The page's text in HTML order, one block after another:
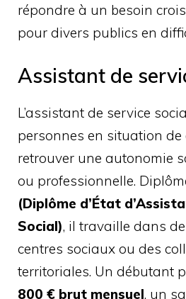
répondre à un besoin
pour divers publics en
Assistant de
L’assistant de service
personnes en situation de
retrouver une autonomie
ou professionnelle.
(Diplôme d’État
Social), il travaille dans
centres sociaux ou des
territoriales. Un débutant
800 € brut mensuel, un